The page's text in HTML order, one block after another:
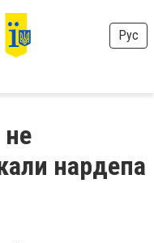
Рус
не
нардепа